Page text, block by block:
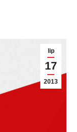
lip
17
2013